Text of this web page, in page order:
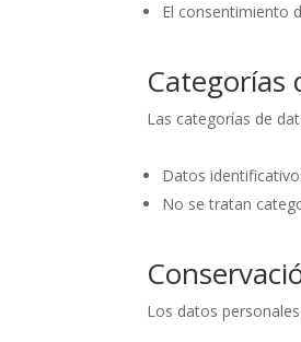
El consentimiento
Categorías
Las categorías de
Datos
No se tratan
Los datos